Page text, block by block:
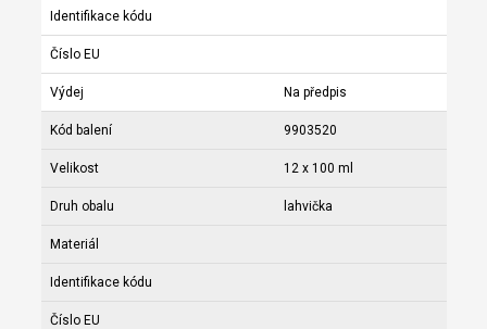
Identifikace kódu
Číslo EU
Výdej Na předpis
Kód balení 9903520
Velikost 12 x 100 ml
Druh obalu lahvička
Materiál
Identifikace kódu
Číslo EU